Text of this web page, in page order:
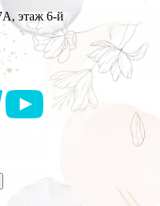
этаж 6-й